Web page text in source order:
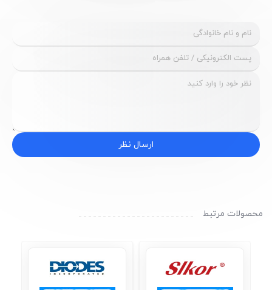
ارسال نظر
محصولات مرتبط